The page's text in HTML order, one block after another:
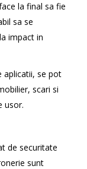
la final sa fie
sa se
impact in
aplicatii, se pot
scari si
usor.
de securitate
sunt